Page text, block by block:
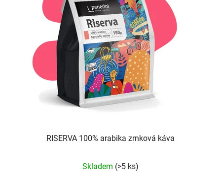
RISERVA 100% arabika zrnková káva
hodnocení
Skladem (>5 ks)